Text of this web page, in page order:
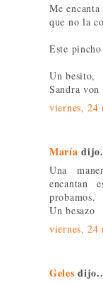
Me
que no la
Este
Un besito,
Sandra von
viernes, 24
María
Una
encantan
probamos.
Un besazo
viernes, 24
Geles